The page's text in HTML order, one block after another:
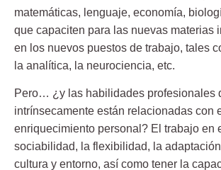
matemáticas, lenguaje, economía,
que capaciten para las nuevas materias
en los nuevos puestos de trabajo, tales
la analítica, la neurociencia, etc.
Pero… ¿y las habilidades profesionales
intrínsecamente están relacionadas con
enriquecimiento personal ? El trabajo en
sociabilidad, la flexibilidad, la
cultura y entorno, así como tener la